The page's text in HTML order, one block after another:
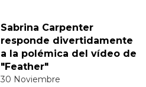
Sabrina Carpenter
responde divertidamente
a la polémica del vídeo de
"Feather"
30 Noviembre